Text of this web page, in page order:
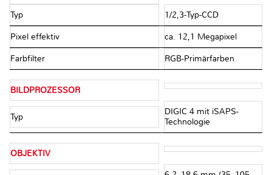
Typ 1/2,3-Typ-CCD
Pixel effektiv ca. 12,1 Megapixel
Farbfilter RGB-Primärfarben
BILDPROZESSOR
Typ
DIGIC 4 mit iSAPS-
Technologie
OBJEKTIV